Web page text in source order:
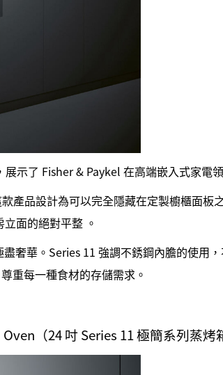
示了 Fisher & Paykel 在高端嵌入式家電
產品設計為可以完全隱藏在定製櫥櫃面
面的絕對平整 。
奢華。Series 11 強調不銹鋼內膽的使用
重每一種食材的存儲需求。
（24 吋 Series 11 極簡系列蒸烤